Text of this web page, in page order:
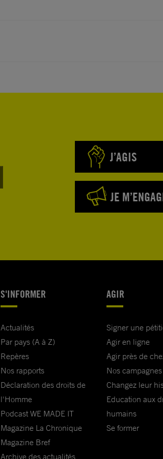
J’AGIS
JE
S'INFORMER
Actualités
Par pays (A à Z)
Repères
Nos rapports
Déclaration des droits de
l'Homme
Podcast WE MADE IT
Magazine La Chronique
Magazine Bref
Archive des actualités
AGIR
Signer une
Agir en ligne
Agir près de
Nos campagnes
Changez leur
Education aux
humains
Se former